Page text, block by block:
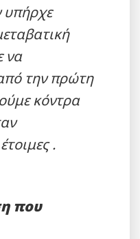
υπήρχε
να
την πρώτη
κόντρα
.
που